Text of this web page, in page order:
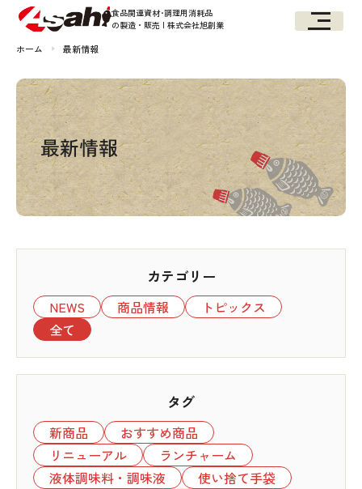
食品関連資材･調理用消耗品
の製造・販売 | 株式会社旭創業
ホーム 最新情報
最新情報
カテゴリー
NEWS 商品情報
トピックス
全て
タグ
新商品
おすすめ商品
リニューアル
ランチャーム
液体調味料・調味液
使い捨て手袋